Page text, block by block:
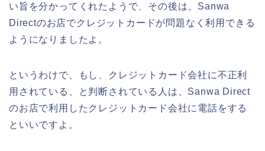
い旨を分かってくれたようで、その後は、Sanwa
Directのお店でクレジットカードが問題なく利用できる
ようになりましたよ。
というわけで、もし、クレジットカード会社に不正利
用されている、と判断されている人は、Sanwa Direct
のお店で利用したクレジットカード会社に電話をする
といいですよ。